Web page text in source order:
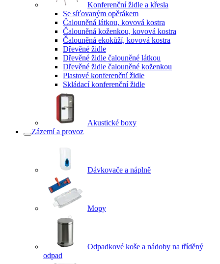
Konferenční židle a křesla
Se síťovaným opěrákem
Čalouněná látkou, kovová kostra
Čalouněná koženkou, kovová kostra
Čalouněná ekokůží, kovová kostra
Dřevěné židle
Dřevěné židle čalouněné látkou
Dřevěné židle čalouněné koženkou
Plastové konferenční židle
Skládací konferenční židle
Akustické boxy
Zázemí a provoz
Dávkovače a náplně
Mopy
Odpadkové koše a nádoby na tříděný
odpad